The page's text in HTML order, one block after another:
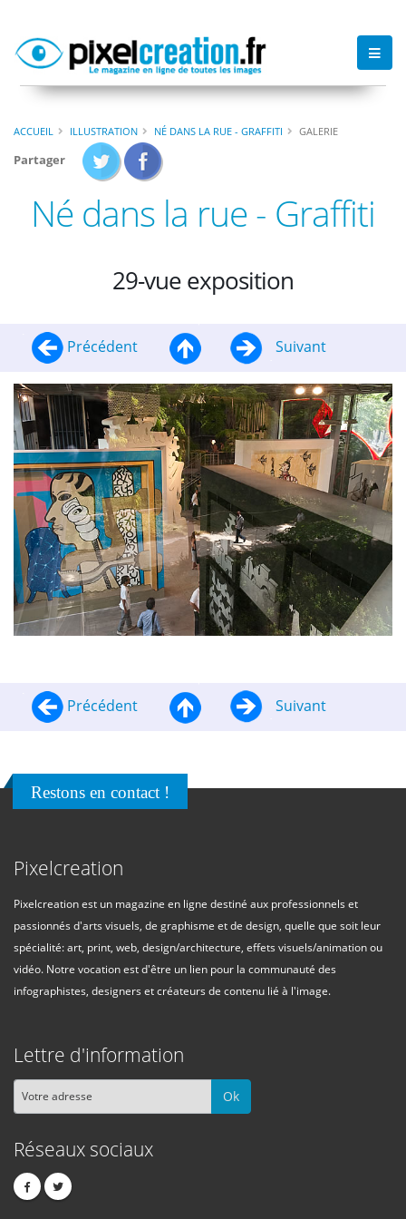
ACCUEIL ILLUSTRATION NÉ DANS LA RUE - GRAFFITI GALERIE
Partager
Né dans la rue - Graffiti
29-vue exposition
Précédent Suivant
Précédent Suivant
Restons en contact !
Pixelcreation
Pixelcreation est un magazine en ligne destiné aux professionnels et
passionnés d'arts visuels, de graphisme et de design, quelle que soit leur
spécialité: art, print, web, design/architecture, effets visuels/animation ou
vidéo. Notre vocation est d'être un lien pour la communauté des
infographistes, designers et créateurs de contenu lié à l'image.
Lettre d'information
Ok
Réseaux sociaux